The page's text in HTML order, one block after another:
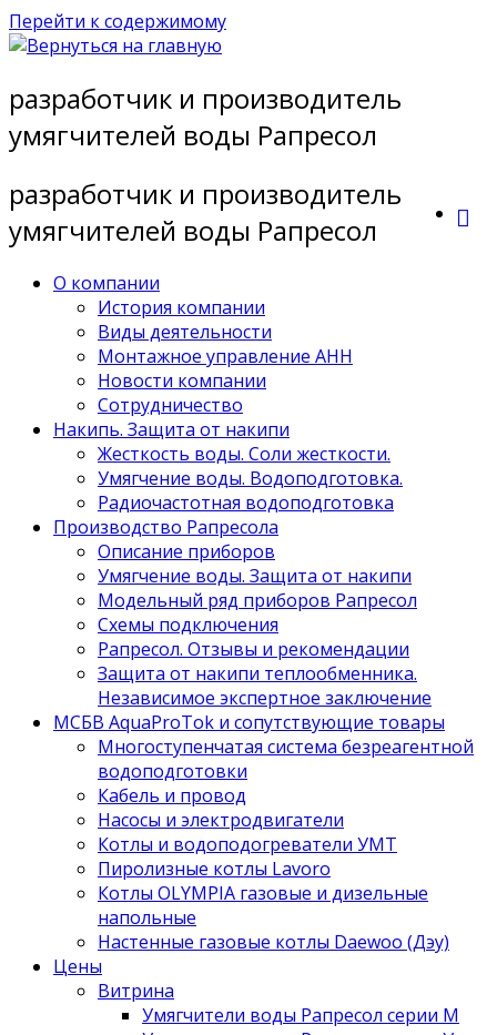
Перейти к содержимому
разработчик и производитель
умягчителей воды Рапресол
разработчик и производитель
умягчителей воды Рапресол
О компании
История компании
Виды деятельности
Монтажное управление АНН
Новости компании
Сотрудничество
Накипь. Защита от накипи
Жесткость воды. Соли жесткости.
Умягчение воды. Водоподготовка.
Радиочастотная водоподготовка
Производство Рапресола
Описание приборов
Умягчение воды. Защита от накипи
Модельный ряд приборов Рапресол
Схемы подключения
Рапресол. Отзывы и рекомендации
Защита от накипи теплообменника.
Независимое экспертное заключение
МСБВ AquaProTok и сопутствующие товары
Многоступенчатая система безреагентной
водоподготовки
Кабель и провод
Насосы и электродвигатели
Котлы и водоподогреватели УМТ
Пиролизные котлы Lavoro
Котлы OLYMPIA газовые и дизельные
напольные
Настенные газовые котлы Daewoo (Дэу)
Цены
Витрина
Умягчители воды Рапресол серии М